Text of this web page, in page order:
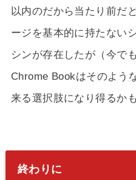
以内のだから当たり前だ
ージを基本的に持たない
シンが存在したが（今で
Chrome Bookはそのよう
来る選択肢になり得るか
終わりに